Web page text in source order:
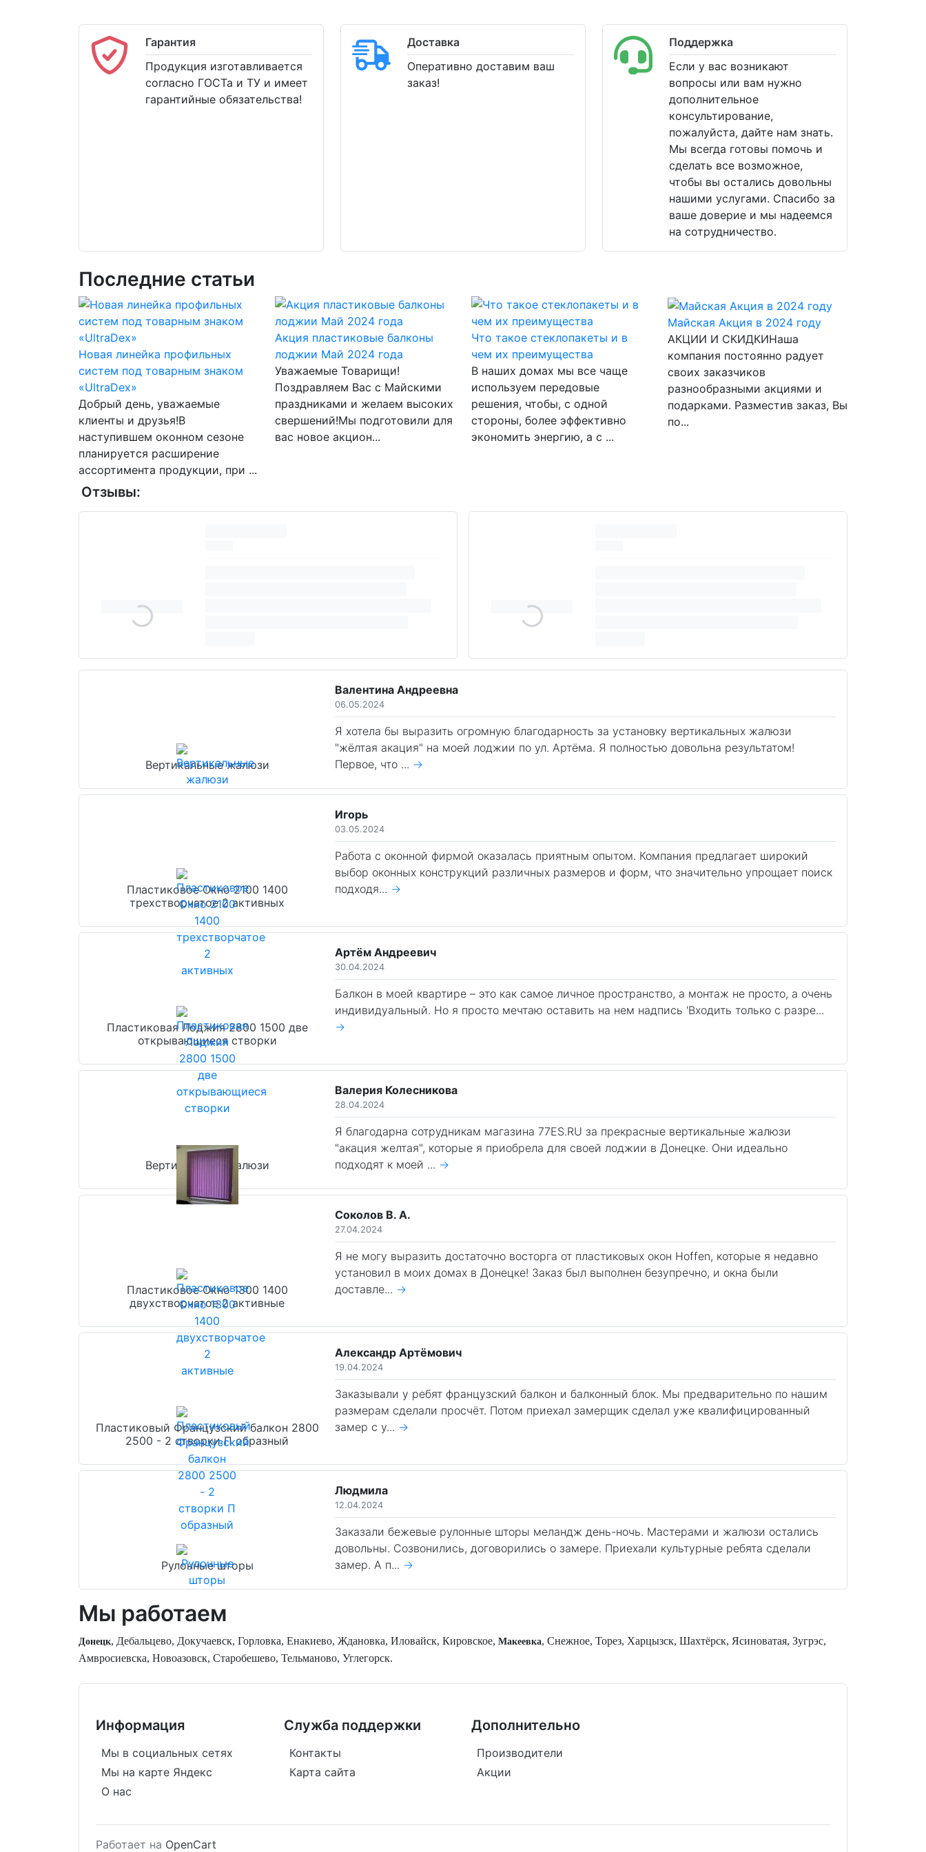
Гарантия
Продукция изготавливается
согласно ГОСТа и ТУ и имеет
гарантийные обязательства!
Доставка
Оперативно доставим ваш
заказ!
Поддержка
Если у вас возникают
вопросы или вам нужно
дополнительное
консультирование,
пожалуйста, дайте нам знать.
Мы всегда готовы помочь и
сделать все возможное,
чтобы вы остались довольны
нашими услугами. Спасибо за
ваше доверие и мы надеемся
на сотрудничество.
Последние статьи
Новая линейка профильных
систем под товарным знаком
«UltraDex»
Добрый день, уважаемые
клиенты и друзья!В
наступившем оконном сезоне
планируется расширение
ассортимента продукции, при ...
Акция пластиковые балконы
лоджии Май 2024 года
Уважаемые Товарищи!
Поздравляем Вас с Майскими
праздниками и желаем высоких
свершений!Мы подготовили для
вас новое акцион...
Что такое стеклопакеты и в
чем их преимущества
В наших домах мы все чаще
используем передовые
решения, чтобы, с одной
стороны, более эффективно
экономить энергию, а с ...
Майская Акция в 2024 году
АКЦИИ И СКИДКИНаша
компания постоянно радует
своих заказчиков
разнообразными акциями и
подарками. Разместив заказ, Вы
по...
Отзывы:
Вертикальные жалюзи
Валентина Андреевна
06.05.2024
Я хотела бы выразить огромную благодарность за установку вертикальных жалюзи
"жёлтая акация" на моей лоджии по ул. Артёма. Я полностью довольна результатом!
Первое, что ... →
Пластиковое Окно 2100 1400
трехстворчатое 2 активных
Игорь
03.05.2024
Работа с оконной фирмой оказалась приятным опытом. Компания предлагает широкий
выбор оконных конструкций различных размеров и форм, что значительно упрощает поиск
подходя... →
Пластиковая Лоджия 2800 1500 две
открывающиеся створки
Артём Андреевич
30.04.2024
Балкон в моей квартире – это как самое личное пространство, а монтаж не просто, а очень
индивидуальный. Но я просто мечтаю оставить на нем надпись 'Входить только с разре...
→
Вертикальные жалюзи
Валерия Колесникова
28.04.2024
Я благодарна сотрудникам магазина 77ES.RU за прекрасные вертикальные жалюзи
"акация желтая", которые я приобрела для своей лоджии в Донецке. Они идеально
подходят к моей ... →
Пластиковое Окно 1300 1400
двухстворчатое 2 активные
Соколов В. А.
27.04.2024
Я не могу выразить достаточно восторга от пластиковых окон Hoffen, которые я недавно
установил в моих домах в Донецке! Заказ был выполнен безупречно, и окна были
доставле... →
Пластиковый Французский балкон 2800
2500 - 2 створки П образный
Александр Артёмович
19.04.2024
Заказывали у ребят французский балкон и балконный блок. Мы предварительно по нашим
размерам сделали просчёт. Потом приехал замерщик сделал уже квалифицированный
замер с у... →
Рулонные шторы
Людмила
12.04.2024
Заказали бежевые рулонные шторы меландж день-ночь. Мастерами и жалюзи остались
довольны. Созвонились, договорились о замере. Приехали культурные ребята сделали
замер. А п... →
Мы работаем
Донецк, Дебальцево, Докучаевск, Горловка, Енакиево, Ждановка, Иловайск, Кировское, Макеевка, Снежное, Торез, Харцызск, Шахтёрск, Ясиноватая, Зугрэс,
Амвросиевска, Новоазовск, Старобешево, Тельманово, Углегорск.
Информация
Мы в социальных сетях
Мы на карте Яндекс
О нас
Служба поддержки
Контакты
Карта сайта
Дополнительно
Производители
Акции
Работает на OpenCart